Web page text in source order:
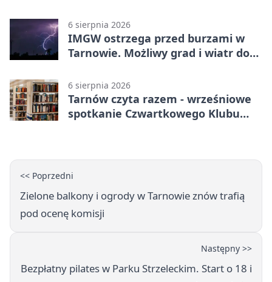
6 sierpnia 2026
IMGW ostrzega przed burzami w
Tarnowie. Możliwy grad i wiatr do
6 sierpnia 2026
Tarnów czyta razem - wrześniowe
spotkanie Czwartkowego Klubu
<< Poprzedni
Zielone balkony i ogrody w Tarnowie znów trafią
pod ocenę komisji
Następny >>
Bezpłatny pilates w Parku Strzeleckim. Start o 18 i